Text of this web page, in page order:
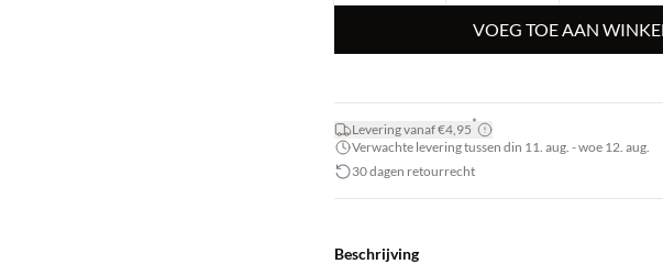
VOEG TOE AAN
Levering vanaf €4,95*
Verwachte levering tussen din 11. aug. - woe 12. aug.
30 dagen retourrecht
Beschrijving